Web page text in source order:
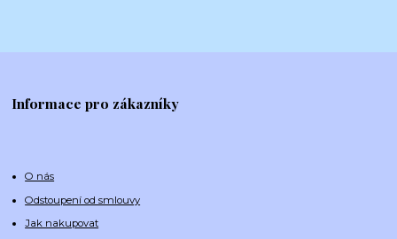
Informace pro zákazníky
O nás
Odstoupení od smlouvy
Jak nakupovat